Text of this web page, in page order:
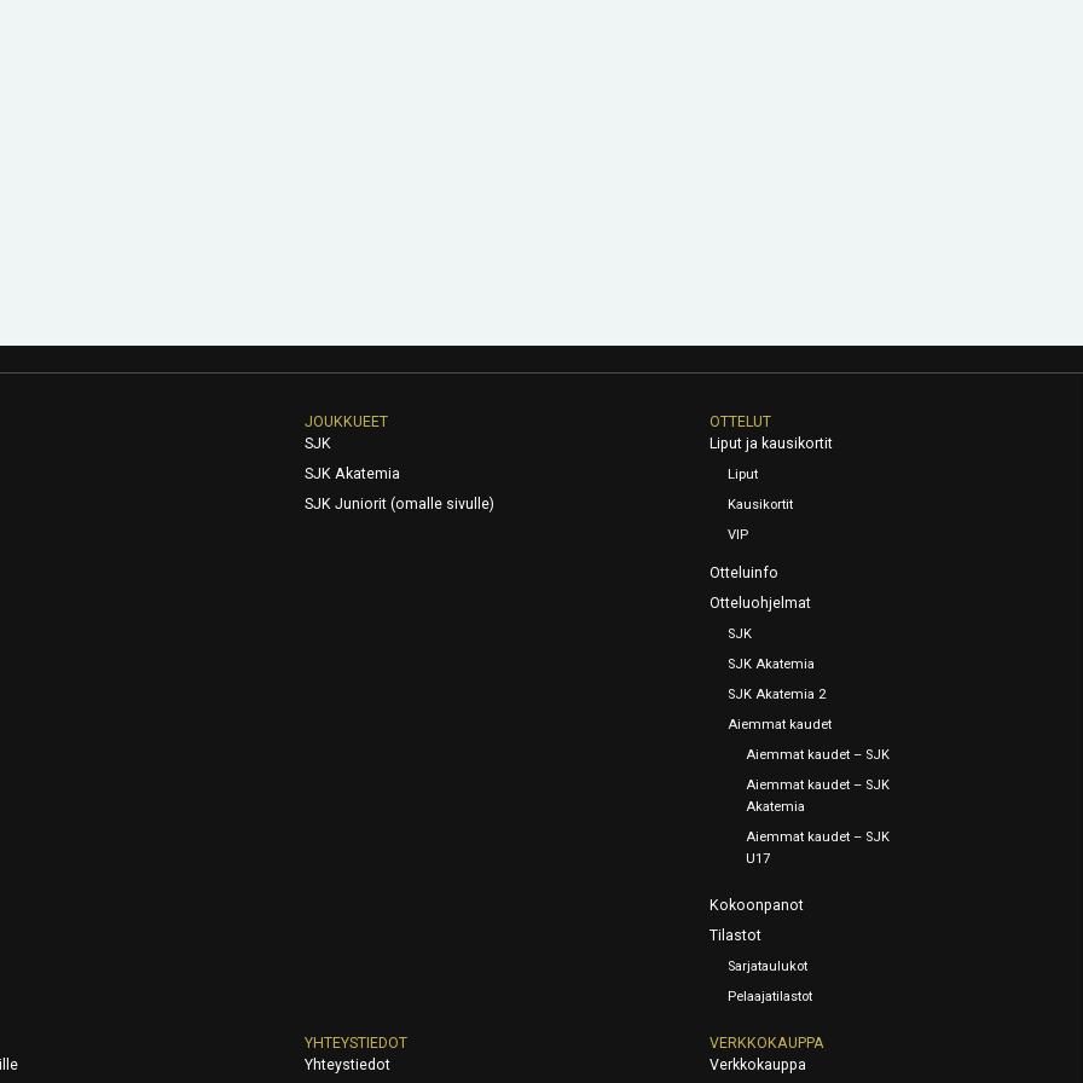
JOUKKUEET
SJK
SJK Akatemia
SJK Juniorit (omalle sivulle)
OTTELUT
Liput ja kausikortit
Liput
Kausikortit
VIP
Otteluinfo
Otteluohjelmat
SJK
SJK Akatemia
SJK Akatemia 2
Aiemmat kaudet
Aiemmat kaudet – SJK
Aiemmat kaudet – SJK
Akatemia
Aiemmat kaudet – SJK
U17
Kokoonpanot
Tilastot
Sarjataulukot
Pelaajatilastot
YHTEYSTIEDOT
Yhteystiedot
VERKKOKAUPPA
Verkkokauppa